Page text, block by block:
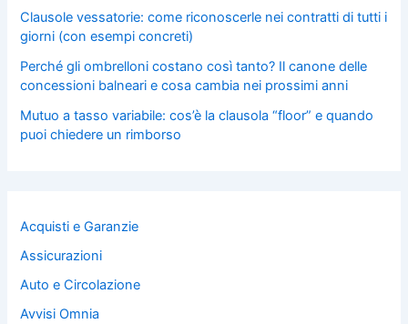
Clausole vessatorie: come riconoscerle nei contratti di tutti i
giorni (con esempi concreti)
Perché gli ombrelloni costano così tanto? Il canone delle
concessioni balneari e cosa cambia nei prossimi anni
Mutuo a tasso variabile: cos’è la clausola “floor” e quando
puoi chiedere un rimborso
Acquisti e Garanzie
Assicurazioni
Auto e Circolazione
Avvisi Omnia